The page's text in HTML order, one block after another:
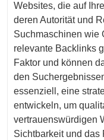
Websites, die auf
deren Autorität und
Suchmaschinen wie
relevante Backlinks
Faktor und können
den
essenziell, eine
entwickeln, um
vertrauenswürdigen
Sichtbarkeit und das